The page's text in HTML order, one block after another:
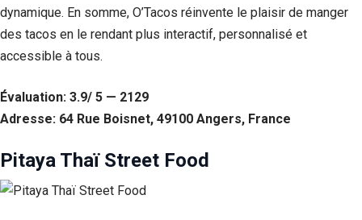
dynamique. En somme, O’Tacos réinvente le plaisir de manger
des tacos en le rendant plus interactif, personnalisé et
accessible à tous.
Évaluation: 3.9/ 5 — 2129
Adresse: 64 Rue Boisnet, 49100 Angers, France
Pitaya Thaï Street Food